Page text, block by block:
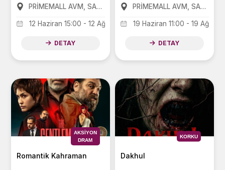
PRİMEMALL AVM, SANKO PARK AVM, FORUM AVM
12 Haziran 15:00 - 12 Ağustos 21:00
DETAY
PRİMEMALL AVM, SANKO PARK AVM, FORUM AVM
19 Haziran 11:00 - 19
DETAY
AKSIYON
DRAM
Romantik Kahraman
KORKU
Dakhul